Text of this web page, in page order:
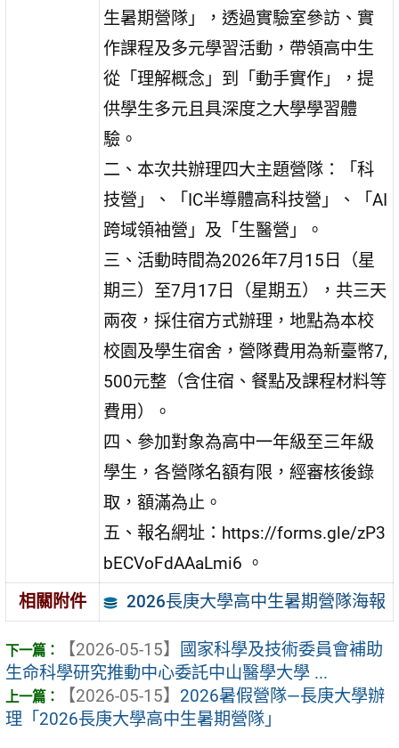
生暑期營隊」，透過實驗室參訪、實
作課程及多元學習活動，帶領高中生
從「理解概念」到「動手實作」，提
供學生多元且具深度之大學學習體
驗。
二、本次共辦理四大主題營隊：「科
技營」、「IC半導體高科技營」、「AI
跨域領袖營」及「生醫營」。
三、活動時間為2026年7月15日（星
期三）至7月17日（星期五），共三天
兩夜，採住宿方式辦理，地點為本校
校園及學生宿舍，營隊費用為新臺幣7,
500元整（含住宿、餐點及課程材料等
費用）。
四、參加對象為高中一年級至三年級
學生，各營隊名額有限，經審核後錄
取，額滿為止。
五、報名網址：https://forms.gle/zP3
bECVoFdAAaLmi6 。
相關附件
2026長庚大學高中生暑期營隊海報
【2026-05-15】
國家科學及技術委員會補助
生命科學研究推動中心委託中山醫學大學 ...
【2026-05-15】 2026暑假營隊—長庚大學辦
理「2026長庚大學高中生暑期營隊」